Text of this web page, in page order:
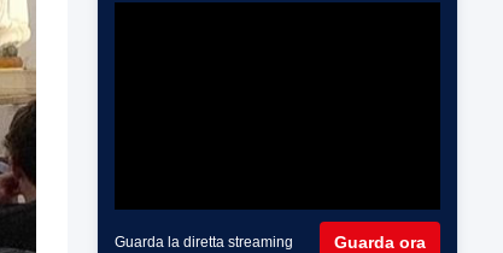
Guarda la diretta streaming Guarda ora